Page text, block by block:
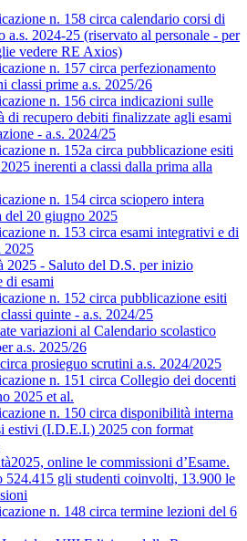
n. 158 circa calendario corsi di
a.s. 2024-25 (riservato al personale - per
vedere RE Axios)
n. 157 circa perfezionamento
classi prime a.s. 2025/26
n. 156 circa indicazioni sulle
di recupero debiti finalizzate agli esami
- a.s. 2024/25
n. 152a circa pubblicazione esiti
inerenti a classi dalla prima alla
n. 154 circa sciopero intera
del 20 giugno 2025
n. 153 circa esami integrativi e di
2025
2025 - Saluto del D.S. per inizio
di esami
n. 152 circa pubblicazione esiti
quinte - a.s. 2024/25
variazioni al Calendario scolastico
a.s. 2025/26
prosieguo scrutini a.s. 2024/2025
n. 151 circa Collegio dei docenti
2025 et al.
n. 150 circa disponibilità interna
estivi (I.D.E.I.) 2025 con format
online le commissioni d’Esame.
524.415 gli studenti coinvolti, 13.900 le
n. 148 circa termine lezioni del 6